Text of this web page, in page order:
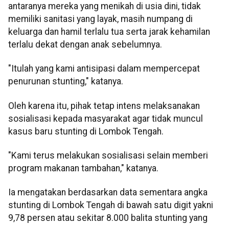
antaranya mereka yang menikah di usia dini, tidak
memiliki sanitasi yang layak, masih numpang di
keluarga dan hamil terlalu tua serta jarak kehamilan
terlalu dekat dengan anak sebelumnya.
"Itulah yang kami antisipasi dalam mempercepat
penurunan stunting," katanya.
Oleh karena itu, pihak tetap intens melaksanakan
sosialisasi kepada masyarakat agar tidak muncul
kasus baru stunting di Lombok Tengah.
"Kami terus melakukan sosialisasi selain memberi
program makanan tambahan," katanya.
Ia mengatakan berdasarkan data sementara angka
stunting di Lombok Tengah di bawah satu digit yakni
9,78 persen atau sekitar 8.000 balita stunting yang